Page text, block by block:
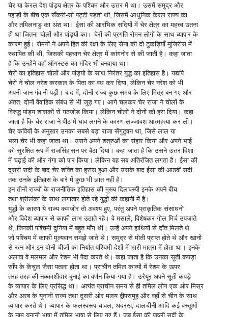
चेर या केरल देश पांड्य क्षेत्र के पश्चिम और उत्तर में था। उसमें समुद्र और
पहाड़ों के बीच एक सँकरी-सी पट्टी पड़ती थी, जिसमें आधुनिक केरल राज्य का
और तमिलनाडु का अंश था। ईसा की आरंभिक सदियों में चेर क्षेत्र का महत्त्व उतना
ही था जितना चोलों और पांड्यों का। चेरों की प्रगति रोमन लोगों के साथ व्यापार के
कारण हुई। रोमनों ने अपने हित की रक्षा के लिए सेना की दो टुकड़ियाँ मुजिरीस में
स्थापित की थी, जिसकी पहचान चेर क्षेत्र में कांगनोर से की जाती है। कहा जाता
है कि उन्होंने वहाँ ऑगस्टस का मंदिर भी बनवाया था।
चेरों का इतिहास चोलों और पांड्यो के साथ निरंतर युद्ध का इतिहास है। यद्यपि
चेरों ने चोल नरेश करकल के पिता का वध कर दिया, लेकिन चेर नरेश को भी
अपनी जान गंवानी पड़ी। बाद में, दोनों राज्य कुछ समय के लिए मित्र बन गए और
अंतत: दोनों वैवाहिक संबंध से भी जुड़ गए। आगे चलकर चेर राजा ने चोलों के
विरुद्ध पांड्य शासकों से गठजोड़ किया। लेकिन चोलों ने दोनों को हरा दिया। कहा
जाता है कि चेर राजा ने पीठ में घाव लगने के कारण लज्जावश आत्महत्या कर ली।
चेर कवियों के अनुसार उनका सबसे बड़ा राजा सेंगुटुवन था, जिसे लाल या
भला चेर भी कहा जाता था। उसने अपने शत्रुओं का संहार किया और अपने भाई
को सुरक्षित रूप में राजसिंहासन पर बैठा दिया। कहा जाता है कि उसने उत्तर दिशा
में चढ़ाई की और गंगा को पार किया। लेकिन यह सब अतिरंजित लगता है। ईसा की
दूसरी सदी के बाद चेर शक्ति का ह्रास हुआ और उसके बाद ईसा की आठवीं सदी
तक उनके इतिहास के बारे में कुछ भी ज्ञात नहीं है।
इन तीनों राज्यों के राजनीतिक इतिहास की मुख्य दिलचस्पी इनके अपने बीच
तथा श्रीलंका के साथ लगातार होते रहे युद्धों की कहानी में है।
युद्धों के कारण ये राज्य कमजोर तो अवश्य हुए, परंतु अपने प्राकृतिक संसाधनों
और विदेश व्यापार से काफी लाभ उठाते रहे। वे मसाले, विशेषकर गोल मिर्च उपजाते
थे, जिनकी पश्चिमी दुनिया में बहुत माँग थी। उन्हें अपने हाथियों से दाँत मिलते थे
जो पश्चिम में काफी मूल्यवान समझे जाते थे। समुद्र से मोती प्राप्त होते थे और खानों
से रत्न और इन दोनों चीजों का निर्यात पश्चिमी देशों में भारी मात्रा में होता था। इनके
अलावा वे मलमल और रेशम भी पैदा करते थे। कहा जाता है कि उनका सूती कपड़ा
साँप के केंचुल जैसा पतला होता था। प्राचीन तमिल काव्यों में रेशम के ऊपर
तरह-तरह की नक्काशीदार बुनाई का वर्णन किया गया है। उरैयूर अपने सूती कपड़े
के व्यापार के लिए प्रसिद्ध था। अत्यंत प्राचीन समय से ही तमिल लोग एक ओर मिस्र
और अरब के यूनानी राज्य तथा दूसरी ओर मलय द्वीपसमूह और वहाँ से चीन के साथ
व्यापार करते थे। व्यापार के फलस्वरूप चावल, अदरख, दालचीनी आदि कई वस्तुओं
के नाम यूनानी भाषा में तमिल भाषा से लिए गए हैं। जब ईसा की पहली सदी के